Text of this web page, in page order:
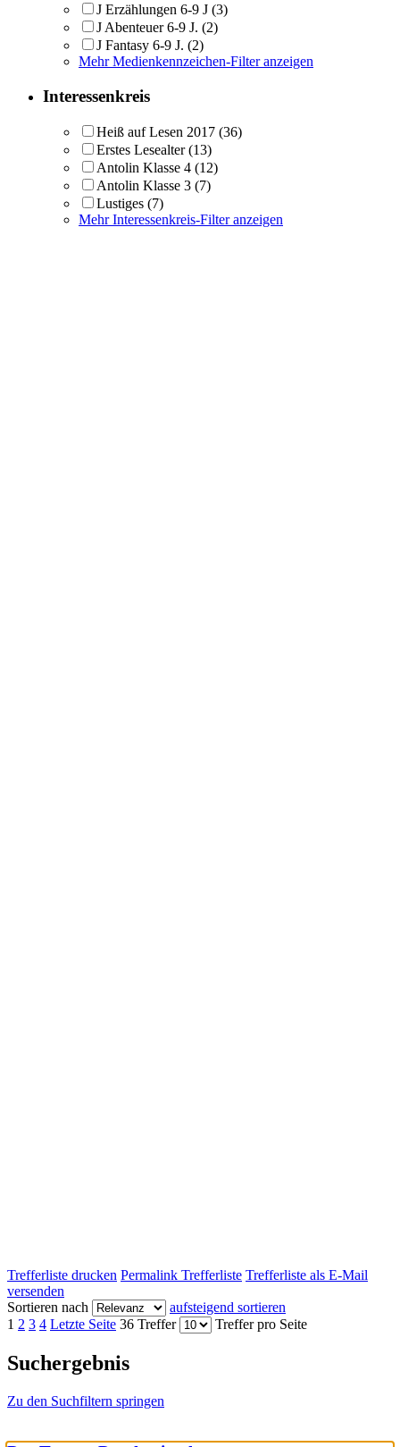
J Erzählungen 6-9 J (3)
J Abenteuer 6-9 J. (2)
J Fantasy 6-9 J. (2)
Mehr Medienkennzeichen-Filter anzeigen
Interessenkreis
Heiß auf Lesen 2017 (36)
Erstes Lesealter (13)
Antolin Klasse 4 (12)
Antolin Klasse 3 (7)
Lustiges (7)
Mehr Interessenkreis-Filter anzeigen
Trefferliste drucken Permalink Trefferliste Trefferliste als E-Mail
versenden
Sortieren nach
aufsteigend sortieren
1 2 3 4 Letzte Seite 36 Treffer Treffer pro Seite
Suchergebnis
Zu den Suchfiltern springen